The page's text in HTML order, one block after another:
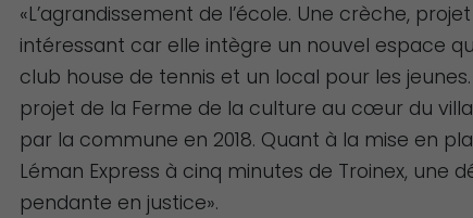
«L’agrandissement de l’école. Une crèche,
intéressant car elle intègre un nouvel espace
club house de tennis et un local pour les
projet de la Ferme de la culture au cœur du
par la commune en 2018. Quant à la mise en
Léman Express à cinq minutes de Troinex, une
pendante en justice».